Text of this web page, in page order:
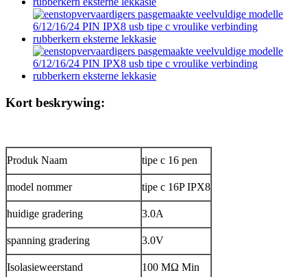
Kort beskrywing:
Produk Naam tipe c 16 pen
model nommer tipe c 16P IPX8
huidige gradering 3.0A
spanning gradering 3.0V
Isolasieweerstand 100 MΩ Min